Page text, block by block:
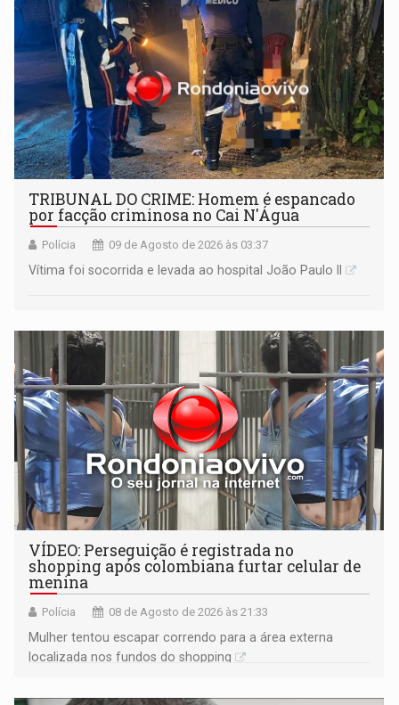
TRIBUNAL DO CRIME: Homem é espancado
por facção criminosa no Cai N'Água
Polícia 09 de Agosto de 2026 às 03:37
Vítima foi socorrida e levada ao hospital João Paulo II
VÍDEO: Perseguição é registrada no
shopping após colombiana furtar celular de
menina
Polícia 08 de Agosto de 2026 às 21:33
Mulher tentou escapar correndo para a área externa
localizada nos fundos do shopping